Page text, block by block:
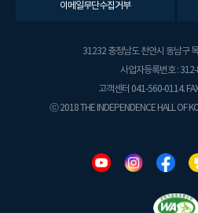
이메일무단수집거부
31232 충청남도 천안시 동남구
사업자등록번호 :
고객센터 041-560-0114.
ⓒ 2018 THE INDEPENDENCE HALL OF